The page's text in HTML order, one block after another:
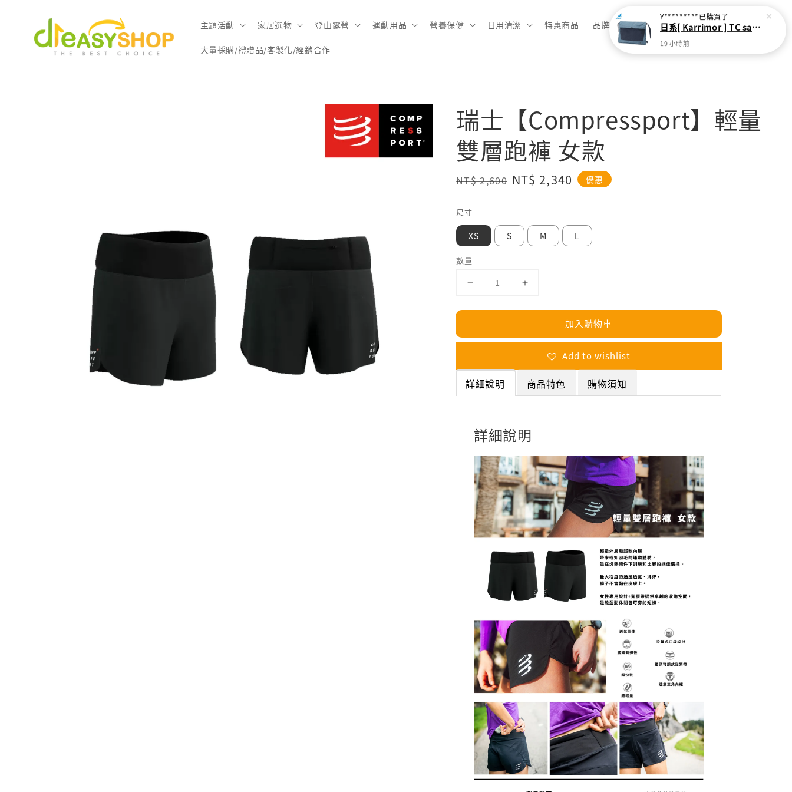
主題活動 家居選物 登山露營 運動用品 營養保健 日用清潔 特惠商品 品牌總覽
大量採購/禮贈品/客製化/經銷合作
瑞士【Compressport】輕量
雙層跑褲 女款
Regular
NT$ 2,600 Sale
NT$ 2,340 優惠
尺寸
XS S M L
數量
加入購物車
Add to wishlist
詳細說明 商品特色 購物須知
詳細說明
Y*********已購買了
日系[ Karrimor ] TC sacoche Ｌ 多功能輕旅收納袋
19 小時前